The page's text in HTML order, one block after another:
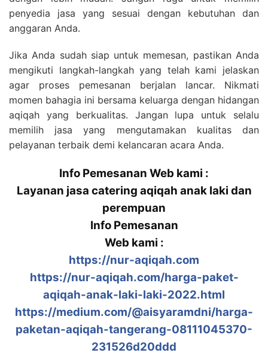
penyedia jasa yang sesuai dengan kebutuhan dan
anggaran Anda.
Jika Anda sudah siap untuk memesan, pastikan Anda
mengikuti langkah-langkah yang telah kami jelaskan
agar proses pemesanan berjalan lancar. Nikmati
momen bahagia ini bersama keluarga dengan hidangan
aqiqah yang berkualitas. Jangan lupa untuk selalu
memilih jasa yang mengutamakan kualitas dan
pelayanan terbaik demi kelancaran acara Anda.
Info Pemesanan Web kami :
Layanan jasa catering aqiqah anak laki dan
perempuan
Info Pemesanan
Web kami :
https://nur-aqiqah.com
https://nur-aqiqah.com/harga-paket-
aqiqah-anak-laki-laki-2022.html
https://medium.com/@aisyaramdni/harga-
paketan-aqiqah-tangerang-08111045370-
231526d20ddd